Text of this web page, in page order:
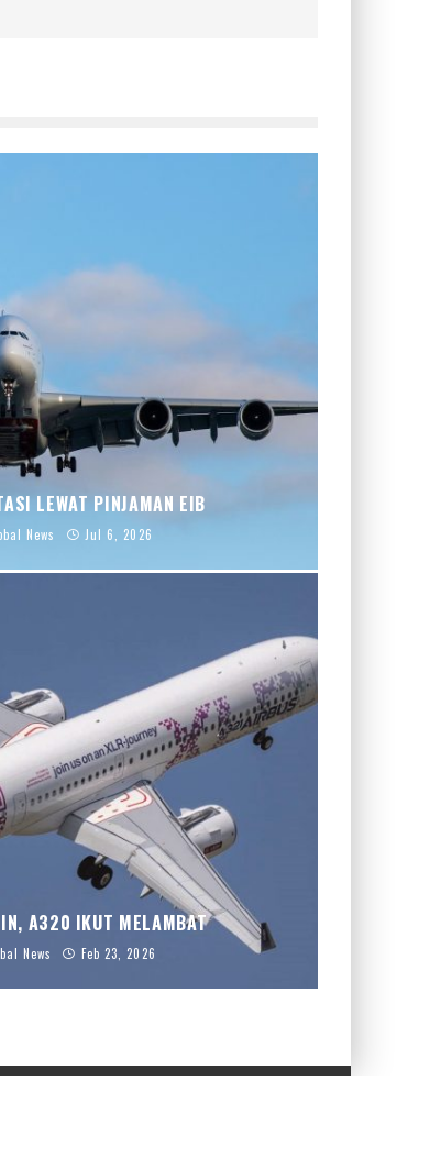
LEWAT PINJAMAN EIB
News Jul 6, 2026
A320 IKUT MELAMBAT
News Feb 23, 2026